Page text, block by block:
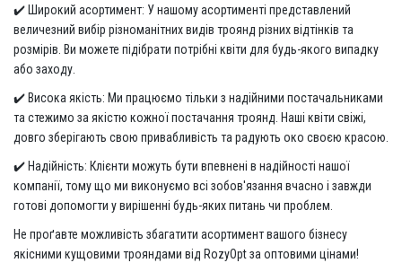
✔️ Широкий асортимент: У нашому асортименті представлений
величезний вибір різноманітних видів троянд різних відтінків та
розмірів. Ви можете підібрати потрібні квіти для будь-якого випадку
або заходу.
✔️ Висока якість: Ми працюємо тільки з надійними постачальниками
та стежимо за якістю кожної постачання троянд. Наші квіти свіжі,
довго зберігають свою привабливість та радують око своєю красою.
✔️ Надійність: Клієнти можуть бути впевнені в надійності нашої
компанії, тому що ми виконуємо всі зобов'язання вчасно і завжди
готові допомогти у вирішенні будь-яких питань чи проблем.
Не проґавте можливість збагатити асортимент вашого бізнесу
якісними кущовими трояндами від RozyOpt за оптовими цінами!